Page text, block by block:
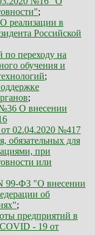
;
реализации в
Российской
по переходу на
обучения и
;
;
О внесении
02.04.2020 №417
обязательных для
при
или
99-ФЗ "О внесении
об
;
предприятий в
- 19 от